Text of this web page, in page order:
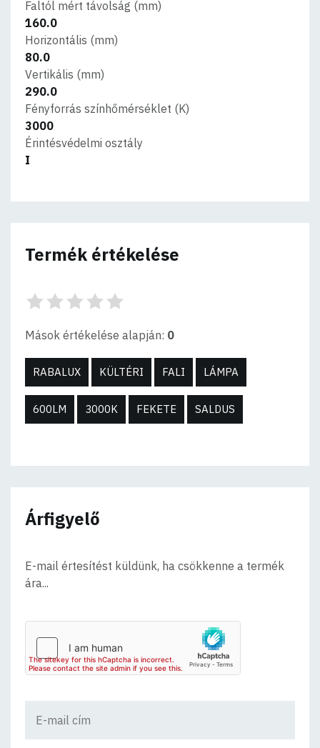
Faltól mért távolság (mm)
160.0
Horizontális (mm)
80.0
Vertikális (mm)
290.0
Fényforrás színhőmérséklet (K)
3000
Érintésvédelmi osztály
I
Termék értékelése
Mások értékelése alapján: 0
RABALUX KÜLTÉRI FALI LÁMPA
600LM 3000K FEKETE SALDUS
Árfigyelő
E-mail értesítést küldünk, ha csökkenne a termék
ára...